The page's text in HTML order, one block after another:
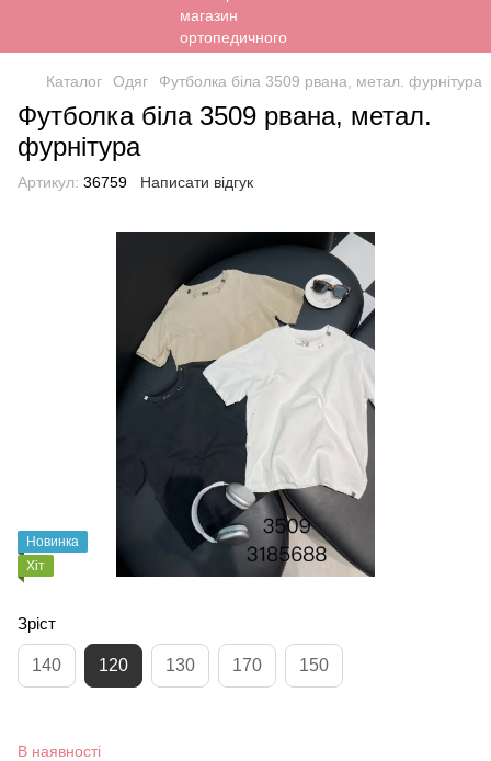
Каталог Одяг Футболка біла 3509 рвана, метал. фурнітура
Футболка біла 3509 рвана, метал.
фурнітура
Артикул: 36759 Написати відгук
Новинка
Хіт
Зріст
140 120 130 170 150
В наявності